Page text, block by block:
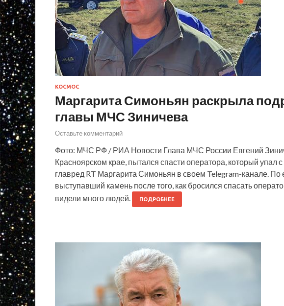
КОСМОС
Маргарита Симоньян раскрыла
главы МЧС Зиничева
Оставьте комментарий
Фото: МЧС РФ / РИА Новости Глава МЧС России Евгений
Красноярском крае, пытался спасти оператора, который упал
главред RT Маргарита Симоньян в своем Telegram-канале. По
выступавший камень после того, как бросился спасать
видели много людей.
ПОДРОБНЕЕ